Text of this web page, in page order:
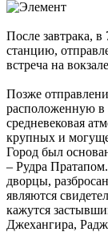
После завтрака,
станцию,
встреча на
Позже
расположенную
средневековая
крупных и
Город был
– Рудра
дворцы,
являются
кажутся
Джехангира,